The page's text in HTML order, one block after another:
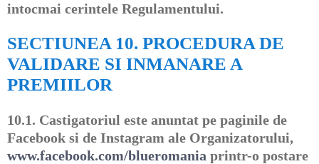
intocmai cerintele Regulamentului.
SECTIUNEA 10. PROCEDURA DE
VALIDARE SI INMANARE A
PREMIILOR
10.1. Castigatoriul este anuntat pe paginile de
Facebook si de Instagram ale Organizatorului,
www.facebook.com/blueromania printr-o postare